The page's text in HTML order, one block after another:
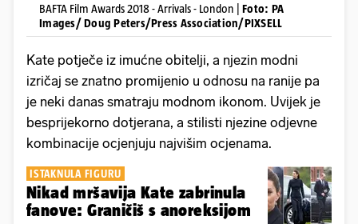
BAFTA Film Awards 2018 - Arrivals - London | Foto: PA
Images/ Doug Peters/Press Association/PIXSELL
Kate potječe iz imućne obitelji, a njezin modni
izričaj se znatno promijenio u odnosu na ranije pa
je neki danas smatraju modnom ikonom. Uvijek je
besprijekorno dotjerana, a stilisti njezine odjevne
kombinacije ocjenjuju najvišim ocjenama.
ISTAKNULA FIGURU
Nikad mršavija Kate zabrinula
fanove: Graničiš s anoreksijom